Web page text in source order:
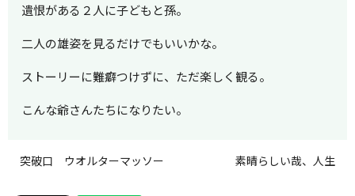
遺恨がある２人に子どもと孫。
二人の雄姿を見るだけでもいいかな。
ストーリーに難癖つけずに、ただ楽しく観る。
こんな爺さんたちになりたい。
突破口 ウオルターマッソー 素晴らしい哉、人生